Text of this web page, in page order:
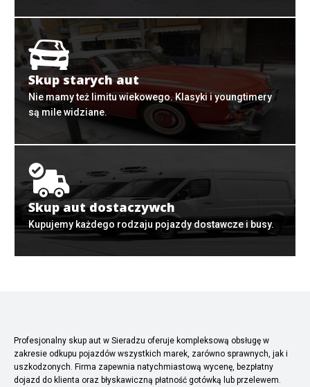
Skup starych aut
Nie mamy też limitu wiekowego. Klasyki i youngtimery
są mile widziane.
Skup aut dostaczywch
Kupujemy każdego rodzaju pojazdy dostawcze i busy.
Profesjonalny skup aut w Sieradzu oferuje kompleksową obsługę w
zakresie odkupu pojazdów wszystkich marek, zarówno sprawnych, jak i
uszkodzonych. Firma zapewnia natychmiastową wycenę, bezpłatny
dojazd do klienta oraz błyskawiczną płatność gotówką lub przelewem.